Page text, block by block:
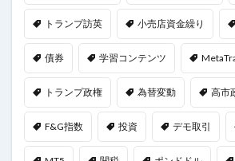
トランプ訪英 小売店資金繰り
債券 学習コンテンツ
トランプ政権 為替変動 高市
F&G指数 投資 デモ取引